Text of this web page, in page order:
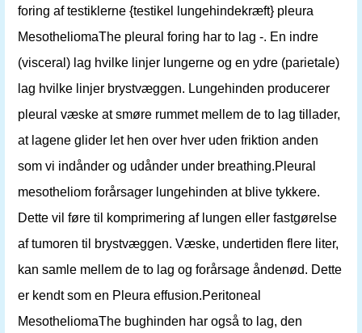
foring af testiklerne {testikel lungehindekræft} pleura
MesotheliomaThe pleural foring har to lag -. En indre
(visceral) lag hvilke linjer lungerne og en ydre (parietale)
lag hvilke linjer brystvæggen. Lungehinden producerer
pleural væske at smøre rummet mellem de to lag tillader,
at lagene glider let hen over hver uden friktion anden
som vi indånder og udånder under breathing.Pleural
mesotheliom forårsager lungehinden at blive tykkere.
Dette vil føre til komprimering af lungen eller fastgørelse
af tumoren til brystvæggen. Væske, undertiden flere liter,
kan samle mellem de to lag og forårsage åndenød. Dette
er kendt som en Pleura effusion.Peritoneal
MesotheliomaThe bughinden har også to lag, den